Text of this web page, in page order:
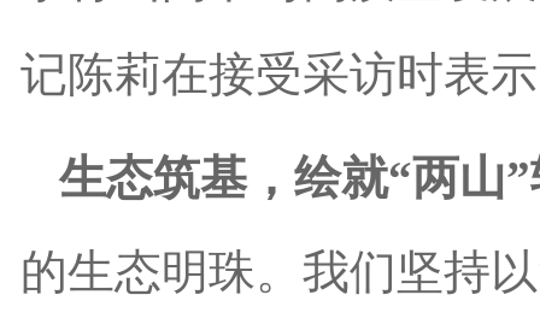
记陈莉在接受采访时表
生态筑基，绘就“两山
的生态明珠。我们坚持